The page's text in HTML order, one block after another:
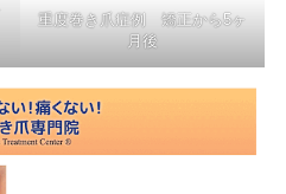
重度巻き爪症例 矯正から5ヶ
月後